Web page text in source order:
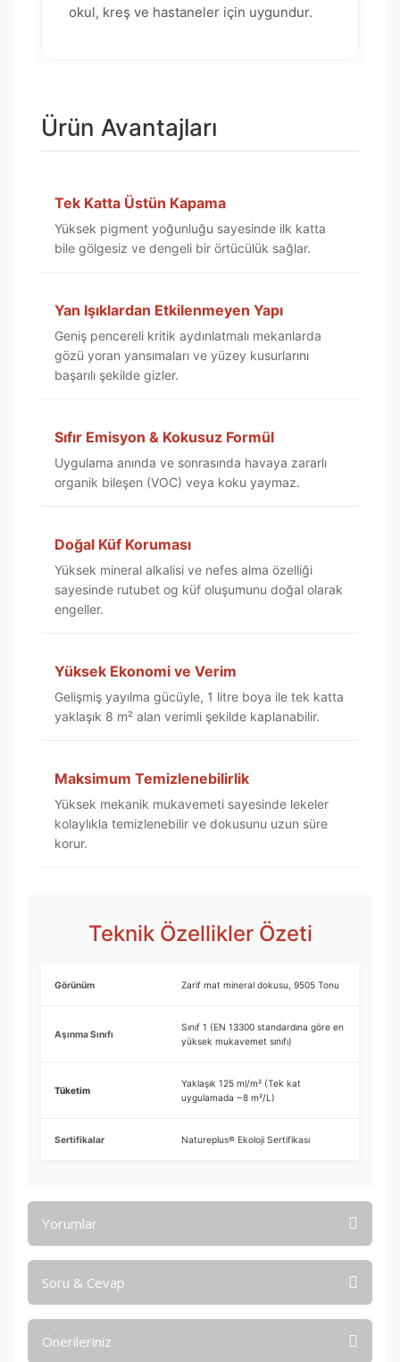
okul, kreş ve hastaneler için uygundur.
Ürün Avantajları
Tek Katta Üstün Kapama
Yüksek pigment yoğunluğu sayesinde ilk katta
bile gölgesiz ve dengeli bir örtücülük sağlar.
Yan Işıklardan Etkilenmeyen Yapı
Geniş pencereli kritik aydınlatmalı mekanlarda
gözü yoran yansımaları ve yüzey kusurlarını
başarılı şekilde gizler.
Sıfır Emisyon & Kokusuz Formül
Uygulama anında ve sonrasında havaya zararlı
organik bileşen (VOC) veya koku yaymaz.
Doğal Küf Koruması
Yüksek mineral alkalisi ve nefes alma özelliği
sayesinde rutubet og küf oluşumunu doğal olarak
engeller.
Yüksek Ekonomi ve Verim
Gelişmiş yayılma gücüyle, 1 litre boya ile tek katta
yaklaşık 8 m² alan verimli şekilde kaplanabilir.
Maksimum Temizlenebilirlik
Yüksek mekanik mukavemeti sayesinde lekeler
kolaylıkla temizlenebilir ve dokusunu uzun süre
korur.
Teknik Özellikler Özeti
Görünüm Zarif mat mineral dokusu, 9505 Tonu
Aşınma Sınıfı
Sınıf 1 (EN 13300 standardına göre en
yüksek mukavemet sınıfı)
Tüketim
Yaklaşık 125 ml/m² (Tek kat
uygulamada ~8 m²/L)
Sertifikalar Natureplus® Ekoloji Sertifikası
Yorumlar
Soru & Cevap
Önerileriniz